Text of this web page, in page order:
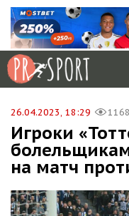
26.04.2023, 18:29 1168
Игроки
на матч